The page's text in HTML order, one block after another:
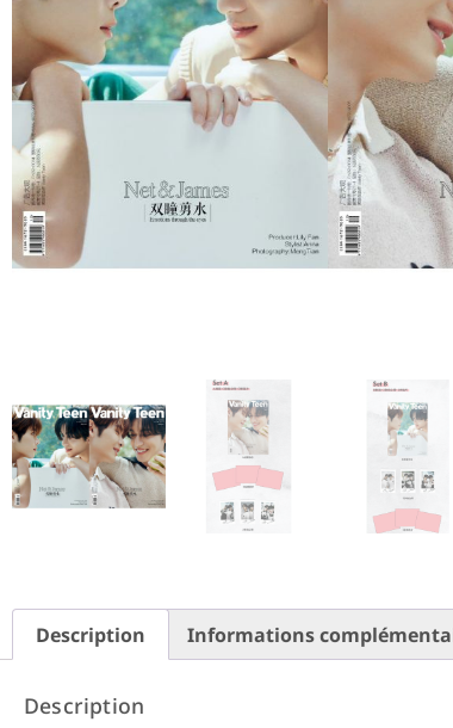
Description Informations
Description